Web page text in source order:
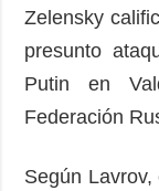
Zelensky
presunto
Putin en
Federación
Según